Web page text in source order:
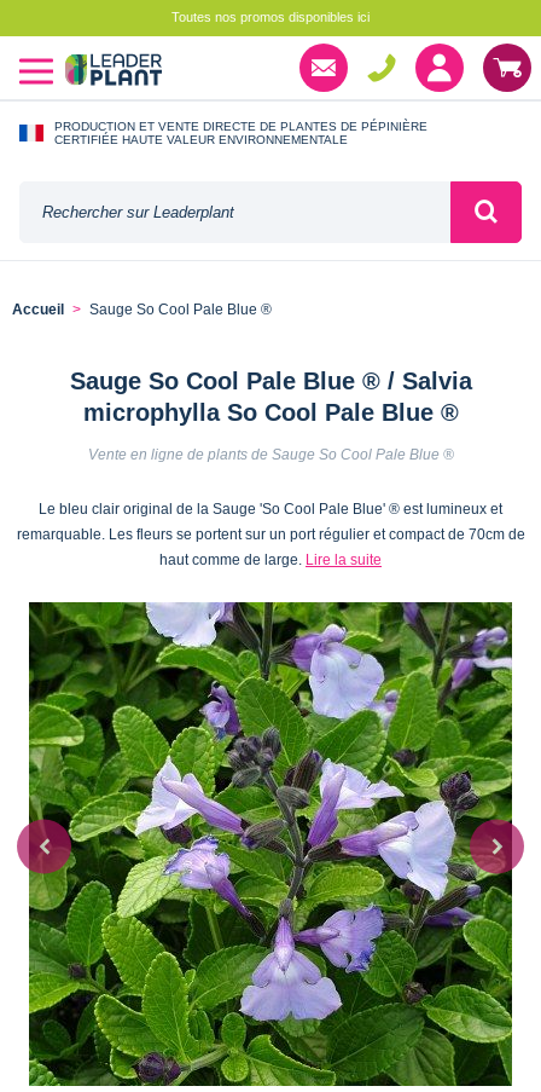
Toutes nos promos disponibles ici
PRODUCTION ET VENTE DIRECTE DE PLANTES DE PÉPINIÈRE
CERTIFIÉE HAUTE VALEUR ENVIRONNEMENTALE
Accueil Sauge So Cool Pale Blue ®
Sauge So Cool Pale Blue ® / Salvia
microphylla So Cool Pale Blue ®
Vente en ligne de plants de Sauge So Cool Pale Blue ®
Le bleu clair original de la Sauge 'So Cool Pale Blue' ® est lumineux et
remarquable. Les fleurs se portent sur un port régulier et compact de 70cm de
haut comme de large. Lire la suite